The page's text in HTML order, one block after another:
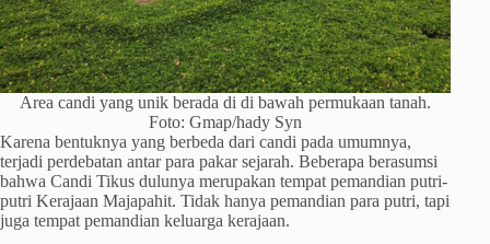
Area candi yang unik berada di di bawah permukaan tanah.
Foto: Gmap/hady Syn
Karena bentuknya yang berbeda dari candi pada umumnya,
terjadi perdebatan antar para pakar sejarah. Beberapa berasumsi
bahwa Candi Tikus dulunya merupakan tempat pemandian putri-
putri Kerajaan Majapahit. Tidak hanya pemandian para putri, tapi
juga tempat pemandian keluarga kerajaan.